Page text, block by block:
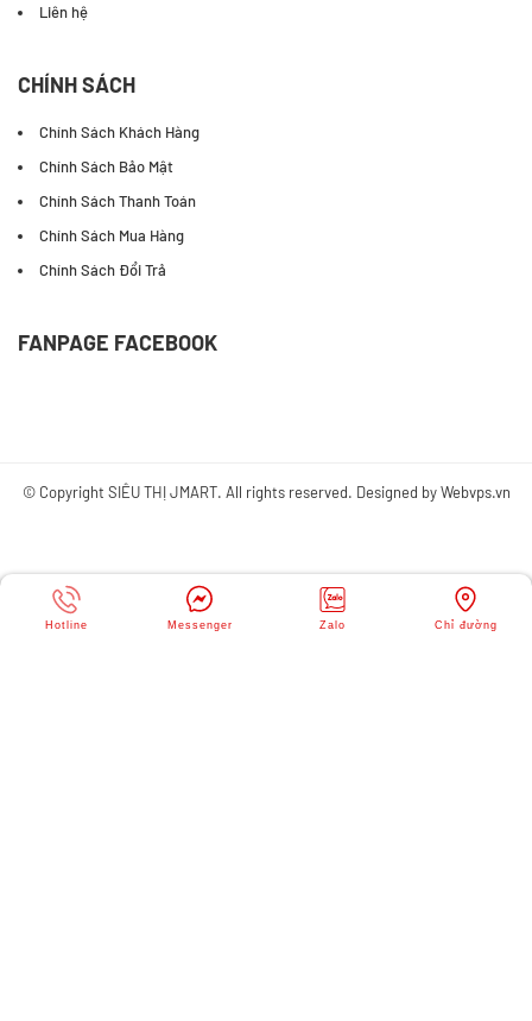
Liên hệ
CHÍNH SÁCH
Chính Sách Khách Hàng
Chính Sách Bảo Mật
Chính Sách Thanh Toán
Chính Sách Mua Hàng
Chính Sách Đổi Trả
FANPAGE FACEBOOK
© Copyright SIÊU THỊ JMART. All rights reserved. Designed byWebvps.vn
Hotline Messenger Zalo Chỉ đường